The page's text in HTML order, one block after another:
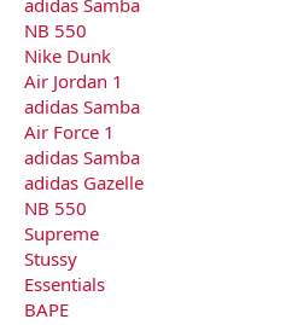
NB 550
Nike Dunk
Air Jordan 1
adidas Samba
Air Force 1
adidas Samba
adidas Gazelle
NB 550
Supreme
Stussy
Essentials
BAPE